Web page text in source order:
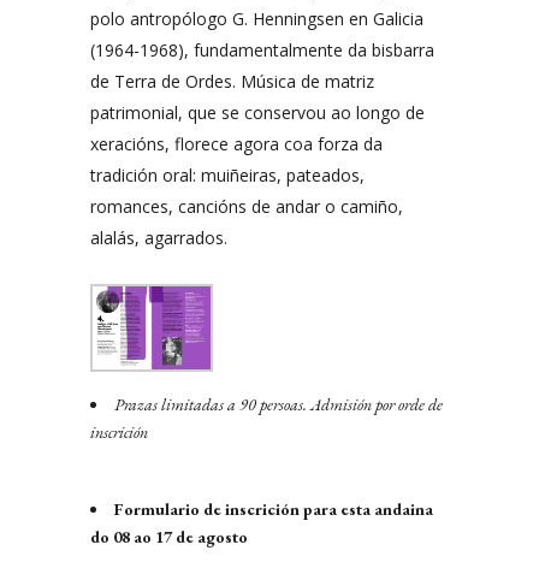
polo antropólogo G. Henningsen en Galicia
(1964-1968), fundamentalmente da bisbarra
de Terra de Ordes. Música de matriz
patrimonial, que se conservou ao longo de
xeracións, florece agora coa forza da
tradición oral: muiñeiras, pateados,
romances, cancións de andar o camiño,
alalás, agarrados.
Prazas limitadas a 90 persoas. Admisión por orde de
inscrición
Formulario de inscrición para esta andaina
do 08 ao 17 de agosto